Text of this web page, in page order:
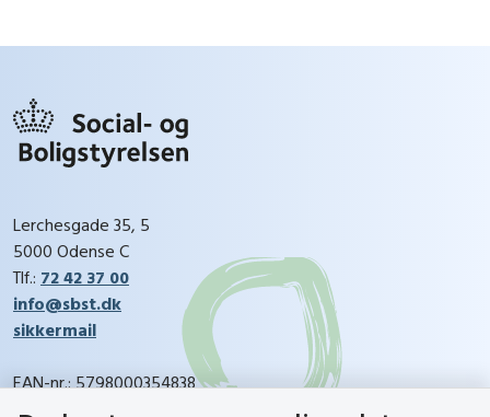
Lerchesgade 35, 5
5000 Odense C
Tlf.: 72 42 37 00
info@sbst.dk
sikkermail
EAN-nr.: 5798000354838
CVR-nr.: 26144698